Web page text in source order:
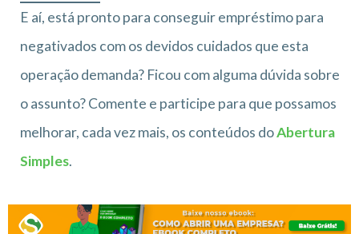
E aí, está pronto para conseguir empréstimo para
negativados com os devidos cuidados que esta
operação demanda? Ficou com alguma dúvida sobre
o assunto? Comente e participe para que possamos
melhorar, cada vez mais, os conteúdos doAbertura
Simples.